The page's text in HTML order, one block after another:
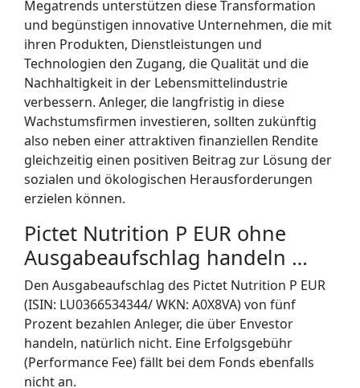
Megatrends unterstützen diese Transformation
und begünstigen innovative Unternehmen, die mit
ihren Produkten, Dienstleistungen und
Technologien den Zugang, die Qualität und die
Nachhaltigkeit in der Lebensmittelindustrie
verbessern. Anleger, die langfristig in diese
Wachstumsfirmen investieren, sollten zukünftig
also neben einer attraktiven finanziellen Rendite
gleichzeitig einen positiven Beitrag zur Lösung der
sozialen und ökologischen Herausforderungen
erzielen können.
Pictet Nutrition P EUR ohne
Ausgabeaufschlag handeln …
Den Ausgabeaufschlag des Pictet Nutrition P EUR
(ISIN: LU0366534344/ WKN: A0X8VA)von fünf
Prozent bezahlen Anleger, die über Envestor
handeln, natürlich nicht. Eine Erfolgsgebühr
(Performance Fee) fällt bei dem Fonds ebenfalls
nicht an.